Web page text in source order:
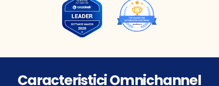
Caracteristici Omnichannel